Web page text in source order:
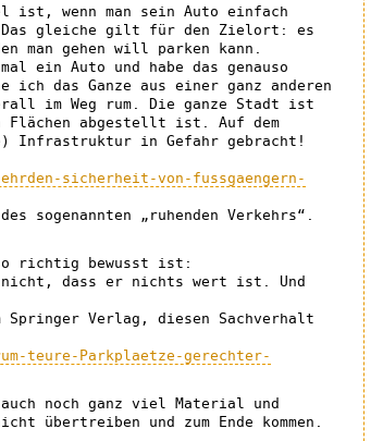
ist, wenn man sein Auto einfach
Das gleiche gilt für den Zielort: es
man gehen will parken kann.
ein Auto und habe das genauso
ich das Ganze aus einer ganz anderen
im Weg rum. Die ganze Stadt ist
abgestellt ist. Auf dem
Infrastruktur in Gefahr gebracht!
sicherheit-von-fussgaengern-
sogenannten „ruhenden Verkehrs“.
richtig bewusst ist:
dass er nichts wert ist. Und
Verlag, diesen Sachverhalt
teure-Parkplaetze-gerechter-
noch ganz viel Material und
übertreiben und zum Ende kommen.